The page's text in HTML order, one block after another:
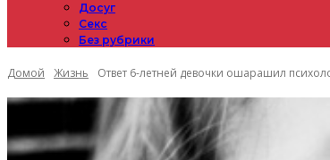
Досуг
Секс
Без рубрики
Домой Жизнь Ответ 6-летней девочки ошарашил